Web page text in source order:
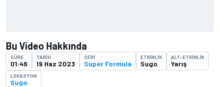
Bu Video Hakkında
SÜRE
01:46
TARIH
19 Haz 2023
SERI
Super Formula
ETKINLIK
Sugo
ALT-ETKINLIK
Yarış
LOKASYON
Sugo